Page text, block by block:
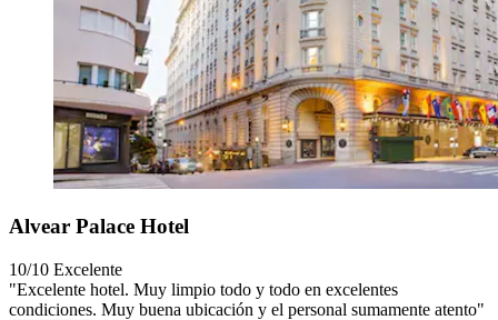
Alvear Palace Hotel
10/10 Excelente
"Excelente hotel. Muy limpio todo y todo en excelentes
condiciones. Muy buena ubicación y el personal sumamente atento"